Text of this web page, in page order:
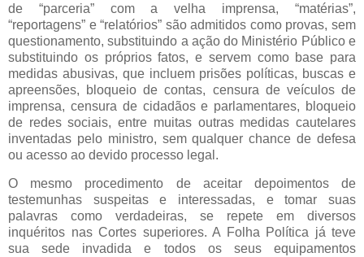
de “parceria” com a velha imprensa, “matérias”,
“reportagens” e “relatórios” são admitidos como provas, sem
questionamento, substituindo a ação do Ministério Público e
substituindo os próprios fatos, e servem como base para
medidas abusivas, que incluem prisões políticas, buscas e
apreensões, bloqueio de contas, censura de veículos de
imprensa, censura de cidadãos e parlamentares, bloqueio
de redes sociais, entre muitas outras medidas cautelares
inventadas pelo ministro, sem qualquer chance de defesa
ou acesso ao devido processo legal.
O mesmo procedimento de aceitar depoimentos de
testemunhas suspeitas e interessadas, e tomar suas
palavras como verdadeiras, se repete em diversos
inquéritos nas Cortes superiores. A Folha Política já teve
sua sede invadida e todos os seus equipamentos